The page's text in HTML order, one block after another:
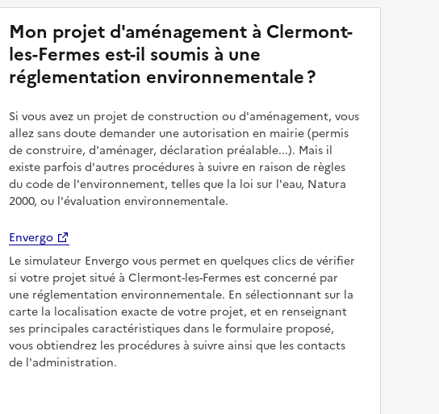
Mon projet d'aménagement à Clermont-
les-Fermes est-il soumis à une
réglementation environnementale ?
Si vous avez un projet de construction ou d'aménagement, vous
allez sans doute demander une autorisation en mairie (permis
de construire, d'aménager, déclaration préalable...). Mais il
existe parfois d'autres procédures à suivre en raison de règles
du code de l'environnement, telles que la loi sur l'eau, Natura
2000, ou l'évaluation environnementale.
Envergo
Le simulateur Envergo vous permet en quelques clics de vérifier
si votre projet situé à Clermont-les-Fermes est concerné par
une réglementation environnementale. En sélectionnant sur la
carte la localisation exacte de votre projet, et en renseignant
ses principales caractéristiques dans le formulaire proposé,
vous obtiendrez les procédures à suivre ainsi que les contacts
de l'administration.